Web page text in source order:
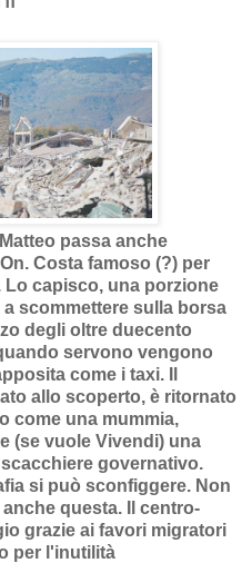
passa anche
Costa famoso (?) per
capisco, una porzione
scommettere sulla borsa
degli oltre duecento
servono vengono
come i taxi. Il
allo scoperto, è ritornato
come una mummia,
(se vuole Vivendi) una
governativo.
si può sconfiggere. Non
questa. Il centro-
grazie ai favori migratori
per l'inutilità